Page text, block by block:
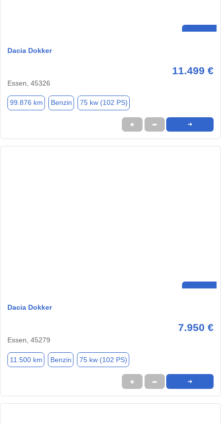
Dacia Dokker
11.499 €
Essen, 45326
99.876 km Benzin 75 kw (102 PS)
★ ➦ ➜
Dacia Dokker
7.950 €
Essen, 45279
11.500 km Benzin 75 kw (102 PS)
★ ➦ ➜